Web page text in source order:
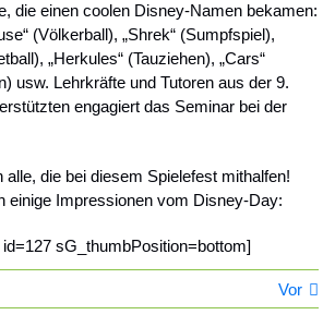
die einen coolen Disney-Namen bekamen:
(Völkerball), „Shrek“ (Sumpfspiel),
„Herkules“ (Tauziehen), „Cars“
usw. Lehrkräfte und Tutoren aus der 9.
engagiert das Seminar bei der
alle, die bei diesem Spielefest mithalfen!
einige Impressionen vom Disney-Day:
sG_thumbPosition=bottom]
Vor